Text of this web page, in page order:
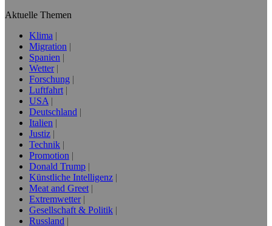
Aktuelle Themen
Klima
Migration
Spanien
Wetter
Forschung
Luftfahrt
USA
Deutschland
Italien
Justiz
Technik
Promotion
Donald Trump
Künstliche Intelligenz
Meat and Greet
Extremwetter
Gesellschaft & Politik
Russland